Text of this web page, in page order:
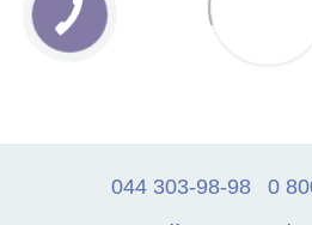
044 303-98-98 0